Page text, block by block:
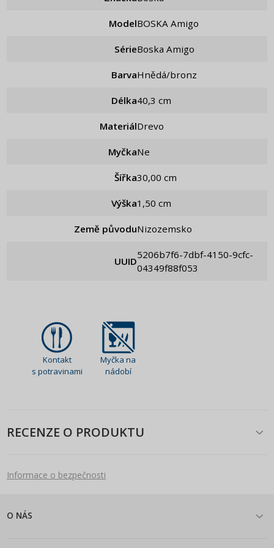
Model BOSKA Amigo
Série Boska Amigo
Barva Hnědá/bronz
Délka 40,3 cm
Materiál Drevo
Myčka Ne
Šířka 30,00 cm
Výška 1,50 cm
Země původu Nizozemsko
UUID
5206b7f6-7dbf-4150-9cfc-
04349f88f053
Kontakt
s potravinami
Myčka na
nádobí
RECENZE O PRODUKTU
Informace o bezpečnosti
O NÁS